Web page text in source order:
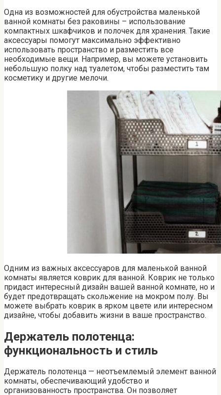
Одна из возможностей для обустройства маленькой
ванной комнаты без раковины – использование
компактных шкафчиков и полочек для хранения. Такие
аксессуары помогут максимально эффективно
использовать пространство и разместить все
необходимые вещи. Например, вы можете установить
небольшую полку над туалетом, чтобы разместить там
косметику и другие мелочи.
Одним из важных аксессуаров для маленькой ванной
комнаты является коврик для ванной. Коврик не только
придаст интересный дизайн вашей ванной комнате, но и
будет предотвращать скольжение на мокром полу. Вы
можете выбрать коврик в ярком цвете или интересном
дизайне, чтобы добавить жизни в ваше пространство.
Держатель полотенца:
функциональность и стиль
Держатель полотенца — неотъемлемый элемент ванной
комнаты, обеспечивающий удобство и
организованность пространства. Он позволяет